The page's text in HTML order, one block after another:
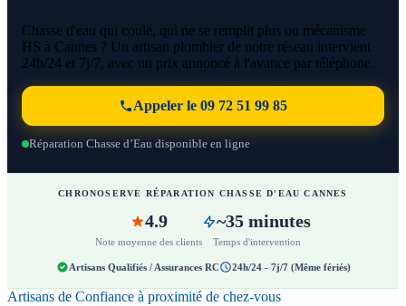
Chasse d'eau qui coule, qui ne se remplit plus ou mécanisme
HS à Cannes ? Un artisan plombier de notre réseau intervient
24h/24 et 7j/7, avec un prix annoncé à l'avance par téléphone.
Appeler le 09 72 51 99 85
Réparation Chasse d’Eau disponible en ligne
CHRONOSERVE RÉPARATION CHASSE D'EAU CANNES
4.9
Note moyenne des clients
~35 minutes
Temps d'intervention
Artisans Qualifiés / Assurances RC 24h/24 - 7j/7 (Même fériés)
Artisans de Confiance à proximité de chez-vous